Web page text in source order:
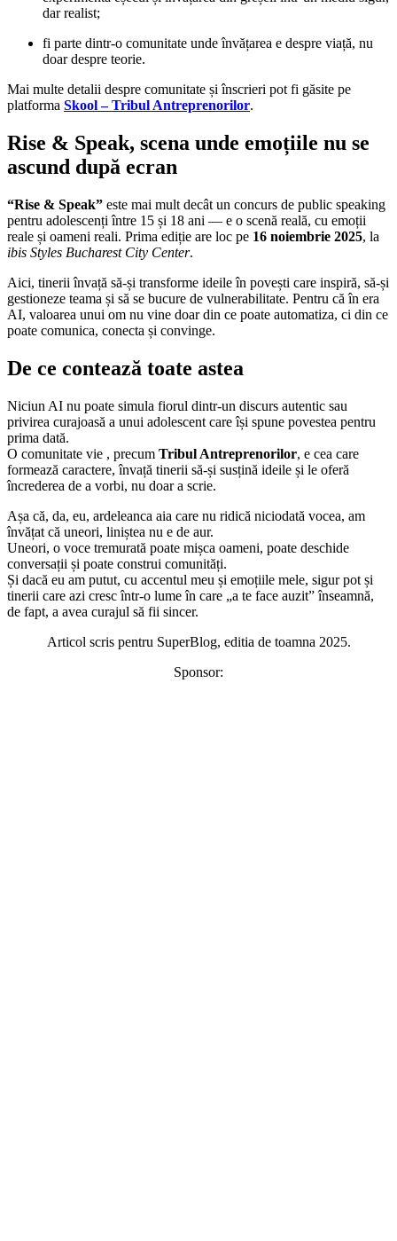
dar realist;
fi parte dintr-o comunitate unde învățarea e despre viață, nu
doar despre teorie.
Mai multe detalii despre comunitate și înscrieri pot fi găsite pe
platforma Skool – Tribul Antreprenorilor.
Rise & Speak, scena unde emoțiile nu se
ascund după ecran
“Rise & Speak” este mai mult decât un concurs de public speaking
pentru adolescenți între 15 și 18 ani — e o scenă reală, cu emoții
reale și oameni reali. Prima ediție are loc pe 16 noiembrie 2025, la
ibis Styles Bucharest City Center.
Aici, tinerii învață să-și transforme ideile în povești care inspiră, să-și
gestioneze teama și să se bucure de vulnerabilitate. Pentru că în era
AI, valoarea unui om nu vine doar din ce poate automatiza, ci din ce
poate comunica, conecta și convinge.
De ce contează toate astea
Niciun AI nu poate simula fiorul dintr-un discurs autentic sau
privirea curajoasă a unui adolescent care își spune povestea pentru
prima dată.
O comunitate vie , precum Tribul Antreprenorilor, e cea care
formează caractere, învață tinerii să-și susțină ideile și le oferă
încrederea de a vorbi, nu doar a scrie.
Așa că, da, eu, ardeleanca aia care nu ridică niciodată vocea, am
învățat că uneori, liniștea nu e de aur.
Uneori, o voce tremurată poate mișca oameni, poate deschide
conversații și poate construi comunități.
Și dacă eu am putut, cu accentul meu și emoțiile mele, sigur pot și
tinerii care azi cresc într-o lume în care „a te face auzit” înseamnă,
de fapt, a avea curajul să fii sincer.
Articol scris pentru SuperBlog, editia de toamna 2025.
Sponsor: